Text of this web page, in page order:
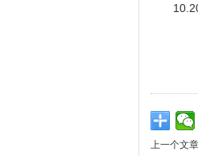
上一个文章